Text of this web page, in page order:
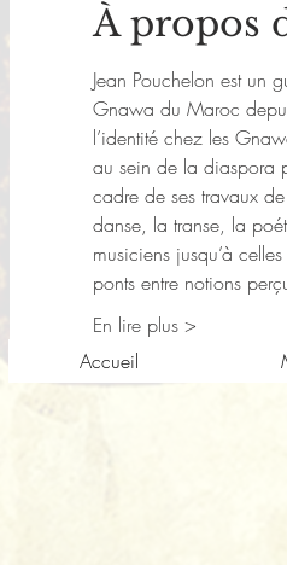
À propos
Jean Pouchelon est un
Gnawa du Maroc
l’identité chez les
au sein de la diaspora
cadre de ses travaux
danse, la transe, la
musiciens jusqu’à
ponts entre notions
En lire plus >
Accueil